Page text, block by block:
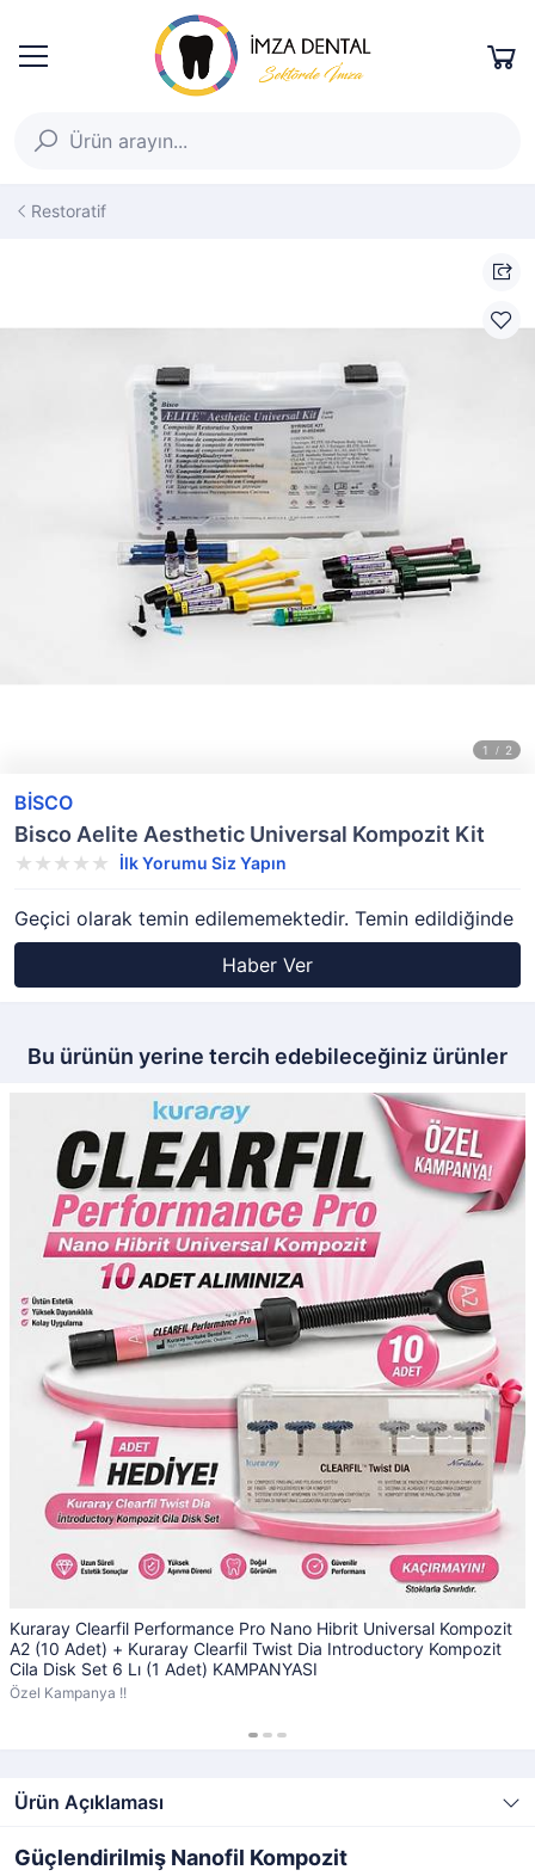
Restoratif
BİSCO
Bisco Aelite Aesthetic Universal Kompozit Kit
İlk Yorumu Siz Yapın
Geçici olarak temin edilememektedir. Temin edildiğinde
Haber Ver
Bu ürünün yerine tercih edebileceğiniz ürünler
Kuraray Clearfil Performance Pro Nano Hibrit Universal Kompozit
A2 (10 Adet) + Kuraray Clearfil Twist Dia Introductory Kompozit
Cila Disk Set 6 Lı (1 Adet) KAMPANYASI
Özel Kampanya !!
Ürün Açıklaması
Güçlendirilmiş Nanofil Kompozit